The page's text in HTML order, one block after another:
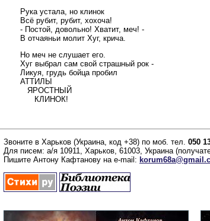
Рука устала, но клинок
Всё рубит, рубит, хохоча!
- Постой, довольно! Хватит, меч! -
В отчаяньи молит Хуг, крича.
Но меч не слушает его.
Хуг выбрал сам свой страшный рок -
Ликуя, грудь бойца пробил
АТТИЛЫ
ЯРОСТНЫЙ
КЛИНОК!
Звоните в Харьков (Украина, код +38) по моб. тел. 050
Для писем: а/я 10911, Харьков, 61003, Украина
Пишите Антону Кафтанову на e-mail: